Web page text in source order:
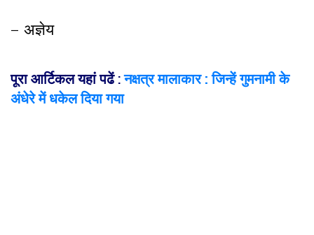
– अज्ञेय
पूरा आर्टिकल यहां पढें:नक्षत्र मालाकार : जिन्हें गुमनामी के
अंधेरे में धकेल दिया गया